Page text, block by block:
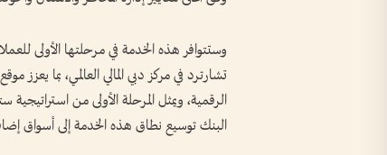
وستتوافر هذه الخدمة في مرحلتها الأولى
تشارترد في مركز دبي المالي العالمي، بما
الرقمية، ويمثل المرحلة الأولى من
البنك توسيع نطاق هذه الخدمة إلى أسواق